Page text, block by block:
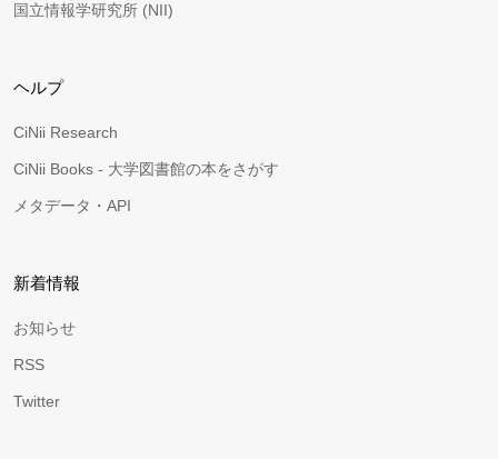
国立情報学研究所 (NII)
ヘルプ
CiNii Research
CiNii Books - 大学図書館の本をさがす
メタデータ・API
新着情報
お知らせ
RSS
Twitter